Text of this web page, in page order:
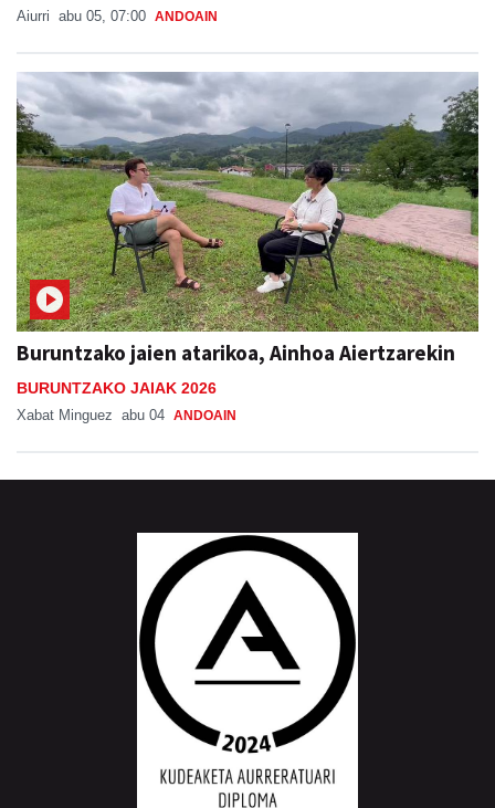
Aiurri abu 05, 07:00 ANDOAIN
Buruntzako jaien atarikoa, Ainhoa Aiertzarekin
BURUNTZAKO JAIAK 2026
Xabat Minguez abu 04 ANDOAIN